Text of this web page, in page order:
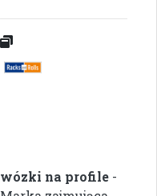
wózki na profile -